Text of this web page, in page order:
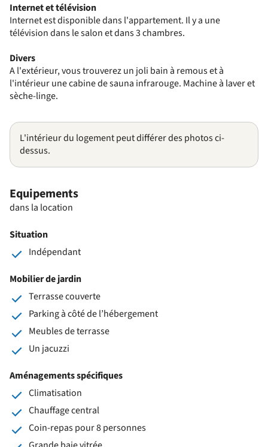
Internet et télévision
Internet est disponible dans l'appartement. Il y a une
télévision dans le salon et dans 3 chambres.
Divers
A l'extérieur, vous trouverez un joli bain à remous et à
l'intérieur une cabine de sauna infrarouge. Machine à laver et
sèche-linge.
L'intérieur du logement peut différer des photos ci-
dessus.
Equipements
dans la location
Situation
Indépendant
Mobilier de jardin
Terrasse couverte
Parking à côté de l’hébergement
Meubles de terrasse
Un jacuzzi
Aménagements spécifiques
Climatisation
Chauffage central
Coin-repas pour 8 personnes